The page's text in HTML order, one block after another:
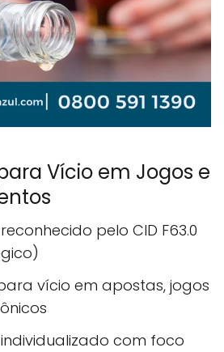
Vício em Jogos e
pelo CID F63.0
vício em apostas, jogos
com foco